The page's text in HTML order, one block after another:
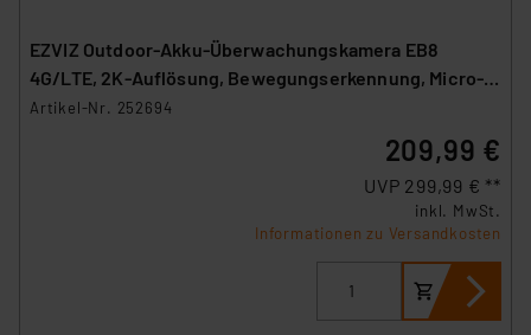
EZVIZ Outdoor-Akku-Überwachungskamera EB8
4G/LTE, 2K-Auflösung, Bewegungserkennung, Micro-
SIM
Artikel-Nr. 252694
209,99 €
UVP 299,99 € **
inkl. MwSt.
Informationen zu Versandkosten